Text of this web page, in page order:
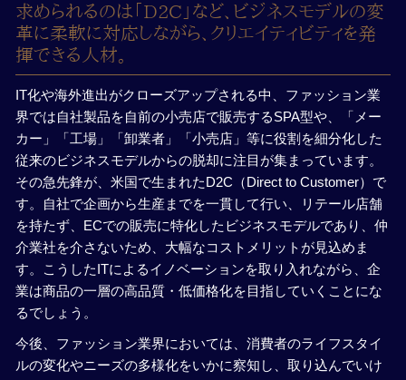
求められるのは「D2C」など、ビジネスモデルの変
革に柔軟に対応しながら、クリエイティビティを発
揮できる人材。
IT化や海外進出がクローズアップされる中、ファッション業
界では自社製品を自前の小売店で販売するSPA型や、「メー
カー」「工場」「卸業者」「小売店」等に役割を細分化した
従来のビジネスモデルからの脱却に注目が集まっています。
その急先鋒が、米国で生まれたD2C（Direct to Customer）で
す。自社で企画から生産までを一貫して行い、リテール店舗
を持たず、ECでの販売に特化したビジネスモデルであり、仲
介業社を介さないため、大幅なコストメリットが見込めま
す。こうしたITによるイノベーションを取り入れながら、企
業は商品の一層の高品質・低価格化を目指していくことにな
るでしょう。
今後、ファッション業界においては、消費者のライフスタイ
ルの変化やニーズの多様化をいかに察知し、取り込んでいけ